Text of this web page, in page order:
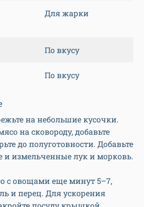
Для жарки
По вкусу
По вкусу
на небольшие кусочки.
на сковороду, добавьте
до полуготовности. Добавьте
измельченные лук и морковь.
с овощами еще минут 5–7,
и перец. Для ускорения